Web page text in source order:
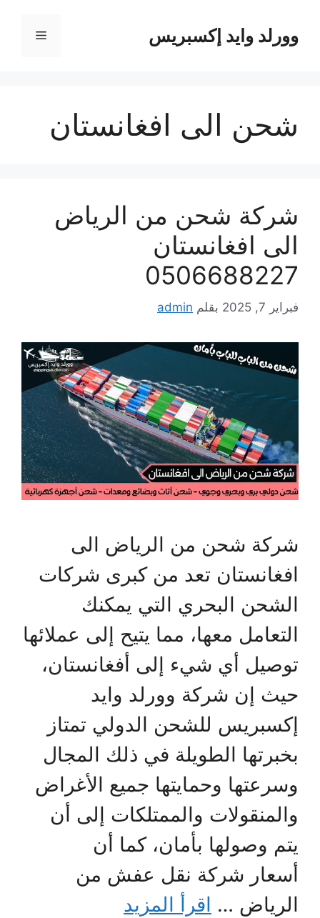
المحتوىوورلد وايد إكسبريس القائمة
شحن الى افغانستان
شركة شحن من الرياض
الى افغانستان
0506688227
فبراير 7, 2025 بقلم admin
شركة شحن من الرياض الى
افغانستان تعد من كبرى شركات
الشحن البحري التي يمكنك
التعامل معها، مما يتيح إلى عملائها
توصيل أي شيء إلى أفغانستان،
حيث إن شركة وورلد وايد
إكسبريس للشحن الدولي تمتاز
بخبرتها الطويلة في ذلك المجال
وسرعتها وحمايتها جميع الأغراض
والمنقولات والممتلكات إلى أن
يتم وصولها بأمان، كما أن
أسعار شركة نقل عفش من
الرياض … اقرأ المزيد